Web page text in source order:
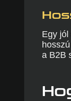
Egy
a B2B